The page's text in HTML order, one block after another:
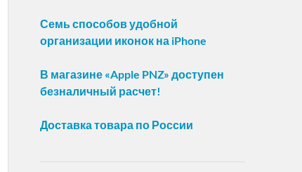
Семь способов удобной
организации иконок на iPhone
В магазине «Apple PNZ» доступен
безналичный расчет!
Доставка товара по России